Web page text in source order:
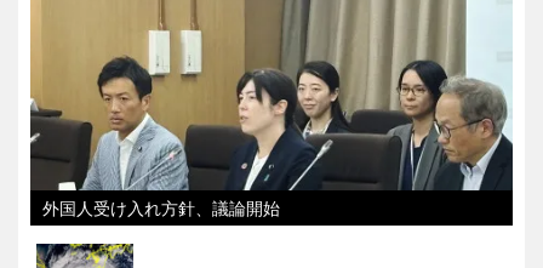
外国人受け入れ方針、議論開始